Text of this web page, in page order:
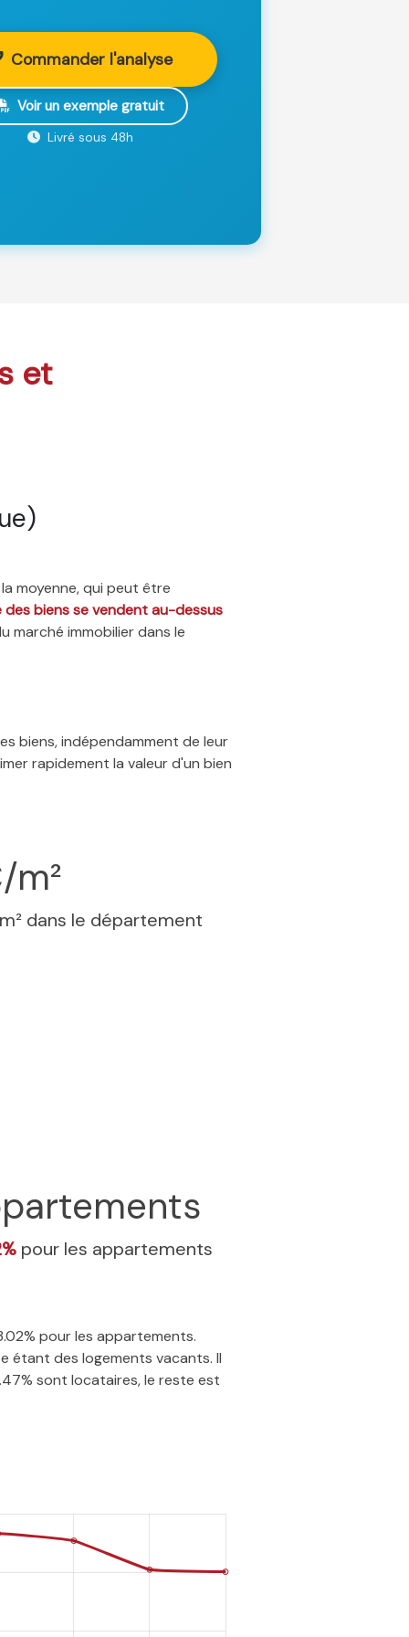
Commander l'analyse
Voir un exemple gratuit
Livré sous 48h
et
moyenne, qui peut être
des biens se vendent au-dessus
marché immobilier dans le
biens, indépendamment de leur
rapidement la valeur d'un bien
dans le département
pour les appartements
pour les appartements.
étant des logements vacants. Il
sont locataires, le reste est